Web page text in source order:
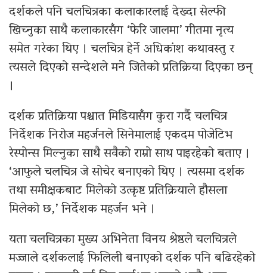
दर्शकले पनि चलचित्रका कलाकारलाई देख्दा सेल्फी
खिच्नुका साथै कलाकारसँग ‘फेरि जालमा’ गीतमा नृत्य
समेत गरेका थिए । चलचित्र हेर्ने अधिकांश कथावस्तु र
त्यसले दिएको सन्देशले मने जितेको प्रतिक्रिया दिएका छन्
।
दर्शक प्रतिक्रिया पश्चात मिडियासँग कुरा गर्दै चलचित्र
निर्देशक निरोज महर्जनले सिनेमालाई एकदम पोजेटिभ
रेस्पोन्स मिल्नुका साथै सवैको राम्रो साथ पाइरहेको बताए ।
‘आफुले चलचित्र जे सोचेर बनाएको थिए । त्यसमा दर्शक
तथा समीक्षकबाट मिलेको उत्कृष्ट प्रतिक्रियाले हौसला
मिलेको छ,’ निर्देशक महर्जन भने ।
यता चलचित्रका मुख्य अभिनेता विनय श्रेष्ठले चलचित्रले
मज्जाले दर्शकलाई फिलिली बनाएको दर्शक पनि बढिरहेको